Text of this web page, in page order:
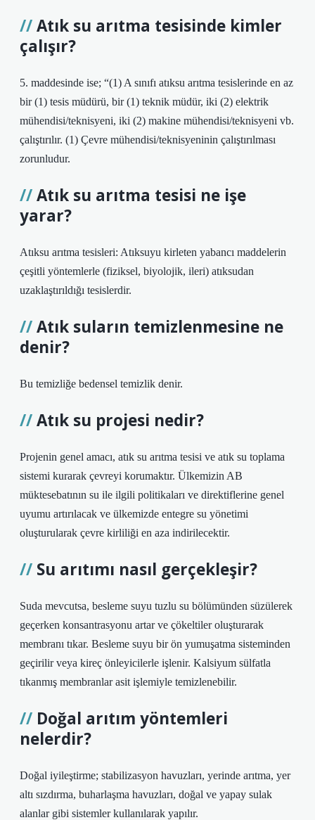
Atık su arıtma tesisinde kimler
çalışır?
5. maddesinde ise; “(1) A sınıfı atıksu arıtma tesislerinde en az
bir (1) tesis müdürü, bir (1) teknik müdür, iki (2) elektrik
mühendisi/teknisyeni, iki (2) makine mühendisi/teknisyeni vb.
çalıştırılır. (1) Çevre mühendisi/teknisyeninin çalıştırılması
zorunludur.
Atık su arıtma tesisi ne işe
yarar?
Atıksu arıtma tesisleri: Atıksuyu kirleten yabancı maddelerin
çeşitli yöntemlerle (fiziksel, biyolojik, ileri) atıksudan
uzaklaştırıldığı tesislerdir.
Atık suların temizlenmesine ne
denir?
Bu temizliğe bedensel temizlik denir.
Atık su projesi nedir?
Projenin genel amacı, atık su arıtma tesisi ve atık su toplama
sistemi kurarak çevreyi korumaktır. Ülkemizin AB
müktesebatının su ile ilgili politikaları ve direktiflerine genel
uyumu artırılacak ve ülkemizde entegre su yönetimi
oluşturularak çevre kirliliği en aza indirilecektir.
Su arıtımı nasıl gerçekleşir?
Suda mevcutsa, besleme suyu tuzlu su bölümünden süzülerek
geçerken konsantrasyonu artar ve çökeltiler oluşturarak
membranı tıkar. Besleme suyu bir ön yumuşatma sisteminden
geçirilir veya kireç önleyicilerle işlenir. Kalsiyum sülfatla
tıkanmış membranlar asit işlemiyle temizlenebilir.
Doğal arıtım yöntemleri
nelerdir?
Doğal iyileştirme; stabilizasyon havuzları, yerinde arıtma, yer
altı sızdırma, buharlaşma havuzları, doğal ve yapay sulak
alanlar gibi sistemler kullanılarak yapılır.